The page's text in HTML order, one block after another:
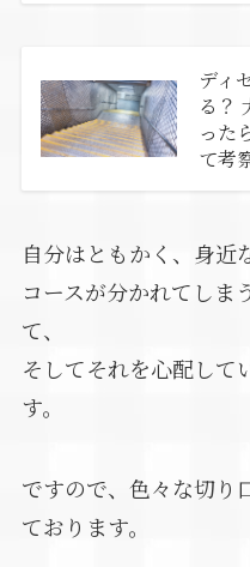
ディ
る？
った
て考
自分はともかく、身近
コースが分かれてしま
て、
そしてそれを心配して
す。
ですので、色々な切り
ております。